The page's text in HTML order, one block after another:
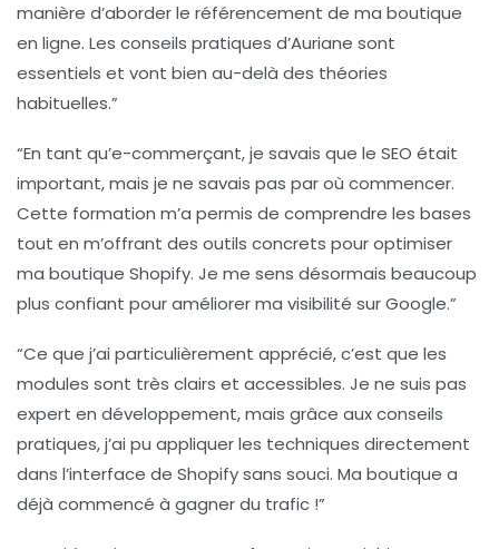
manière d’aborder le référencement de ma boutique
en ligne. Les conseils pratiques d’Auriane sont
essentiels et vont bien au-delà des théories
habituelles.”
“En tant qu’e-commerçant, je savais que le SEO était
important, mais je ne savais pas par où commencer.
Cette formation m’a permis de comprendre les bases
tout en m’offrant des outils concrets pour optimiser
ma boutique Shopify. Je me sens désormais beaucoup
plus confiant pour améliorer ma visibilité surGoogle.”
“Ce que j’ai particulièrement apprécié, c’est que les
modules sont très clairs et accessibles. Je ne suis pas
expert en développement, mais grâce aux conseils
pratiques, j’ai pu appliquer les techniques directement
dans l’interface de Shopify sans souci. Ma boutique a
déjà commencé à gagner du trafic !”